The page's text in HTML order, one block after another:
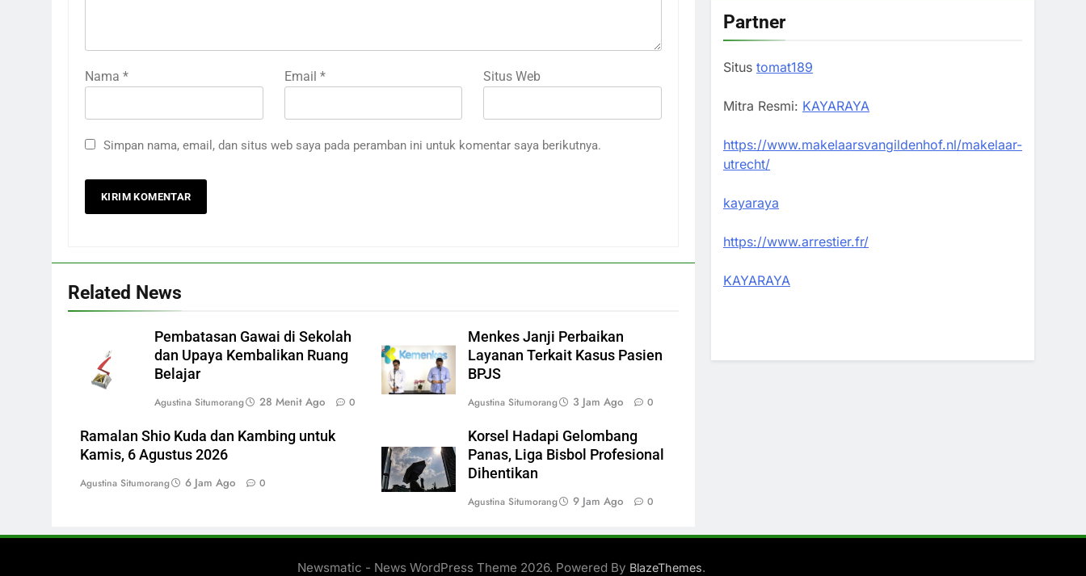
Nama * Email * Situs Web
Simpan nama, email, dan situs web saya pada peramban ini untuk komentar saya berikutnya.
Related News
Pembatasan Gawai di Sekolah
dan Upaya Kembalikan Ruang
Belajar
Agustina Situmorang 28 Menit Ago 0
Menkes Janji Perbaikan
Layanan Terkait Kasus Pasien
BPJS
Agustina Situmorang 3 Jam Ago 0
Ramalan Shio Kuda dan Kambing untuk
Kamis, 6 Agustus 2026
Agustina Situmorang 6 Jam Ago 0
Korsel Hadapi Gelombang
Panas, Liga Bisbol Profesional
Dihentikan
Agustina Situmorang 9 Jam Ago 0
Partner
Situs tomat189
Mitra Resmi: KAYARAYA
https://www.makelaarsvangildenhof.nl/makelaar-
utrecht/
kayaraya
https://www.arrestier.fr/
KAYARAYA
Newsmatic - News WordPress Theme 2026. Powered By BlazeThemes.